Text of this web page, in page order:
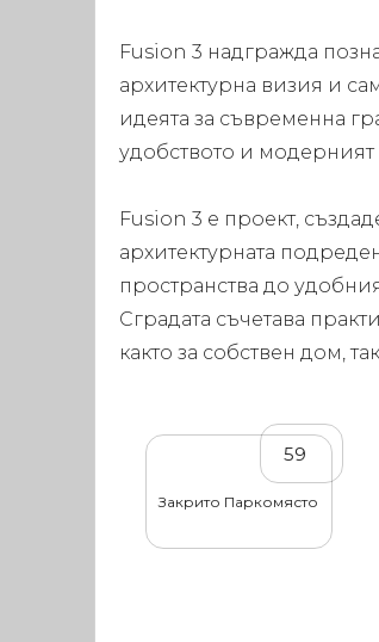
Fusion 3 надгражда
архитектурна визия и
идеята за съвременна
удобството и
Fusion 3 е проект,
архитектурната
пространства до
Сградата съчетава
както за собствен дом,
59
Закрито Паркомясто